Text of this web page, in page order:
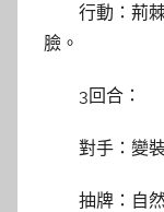
行動：荊
臉。
3回合：
對手：變
抽牌：自